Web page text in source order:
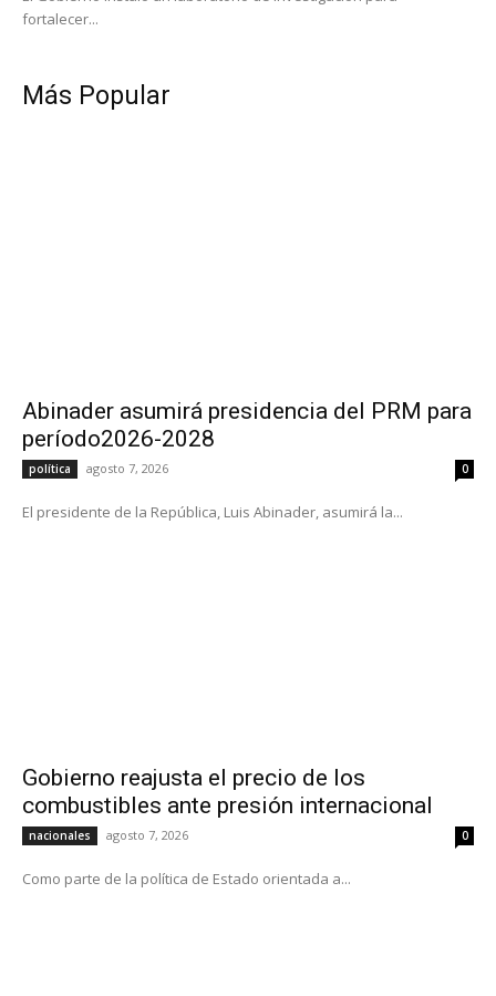
fortalecer...
Más Popular
Abinader asumirá presidencia del PRM para
período2026-2028
política agosto 7, 2026 0
El presidente de la República, Luis Abinader, asumirá la...
Gobierno reajusta el precio de los
combustibles ante presión internacional
nacionales agosto 7, 2026 0
Como parte de la política de Estado orientada a...